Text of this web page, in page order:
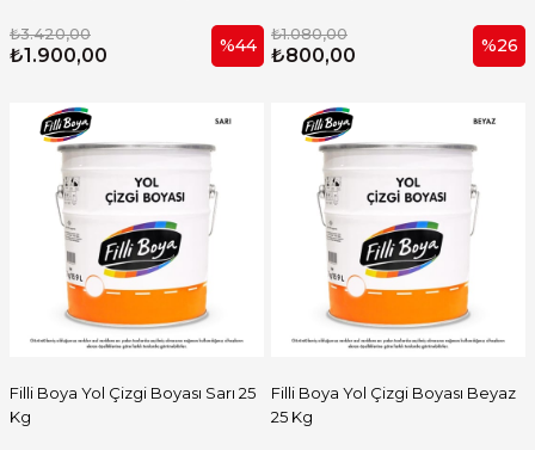
₺3.420,00
₺1.900,00 %44
₺1.080,00
₺800,00 %26
Filli Boya Yol Çizgi Boyası Sarı 25
Kg
Filli Boya Yol Çizgi Boyası Beyaz
25 Kg